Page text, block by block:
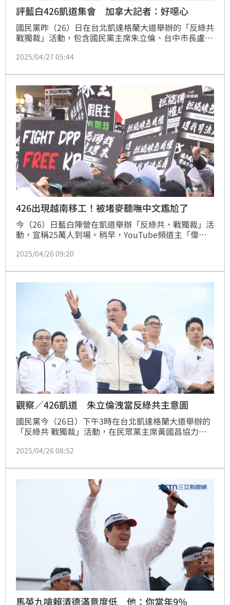
評藍白426凱道集會 加拿大記者：好噁心
國民黨昨（26）日在台北凱達格蘭大道舉辦的「反綠共
戰獨裁」活動，包含國民黨主席朱立倫、台中市長盧秀
辦方更宣稱現場破20萬人。不過加拿大駐台記者寇謐將
2025/04/27 05:44
426出現越南移工！被堵麥聽嘸中文尷尬了
今（26）日藍白陣營在凱道舉辦「反綠共、戰獨裁」活
動，宣稱25萬人到場。稍早，YouTube頻道主「偉大
藍色上衣，頭帶國民黨立委鄭正鈐的帽子，被堵麥時由
否有違法疑慮，引爆討論。
2025/04/26 09:20
觀察／426凱道 朱立倫洩當反綠共主意圖
國民黨今（26日）下午3時在台北凱達格蘭大道舉辦的
「反綠共 戰獨裁」活動，在民眾黨主席黃國昌協力聲
團結」，但匯聚這股力量的不是藍白有多合，而是民眾
的，即是國民黨主席朱立倫、台中市長盧秀燕、台北市
長蔣萬安、立法院長韓國瑜在場上較勁，而從朱近一周
表現，似乎有意成為「反綠共主」意味。
2025/04/26 08:52
馬英九嗆賴清德滿意度低 他：你當年9％